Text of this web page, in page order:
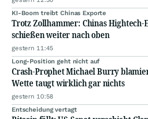
KI-Boom treibt Chinas Exporte
Trotz Zollhammer: Chinas Hightech-
schießen weiter nach oben
gestern 11:45
Long-Position geht nicht auf
Crash-Prophet Michael Burry
Wette taugt wirklich gar nichts
gestern 10:58
Entscheidung vertagt